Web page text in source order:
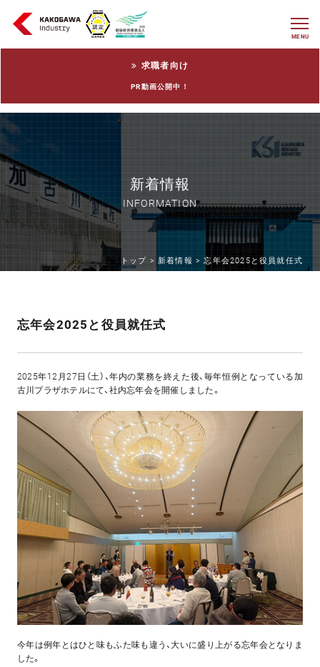
MENU
求職者向け
PR動画公開中！
新着情報
INFORMATION
トップ > 新着情報 >忘年会2025と役員就任式
忘年会2025と役員就任式
2025年12月27日（土）、年内の業務を終えた後、毎年恒例となっている加
古川プラザホテルにて、社内忘年会を開催しました。
今年は例年とはひと味もふた味も違う、大いに盛り上がる忘年会となりま
した。